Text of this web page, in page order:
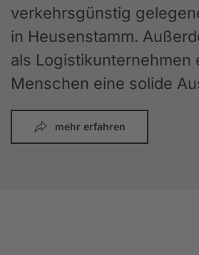
verkehrsgünstig
in Heusenstamm.
als Logistikunternehmen
Menschen eine solide
mehr erfahren